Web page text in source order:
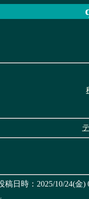
稿日時：2025/10/24(金)